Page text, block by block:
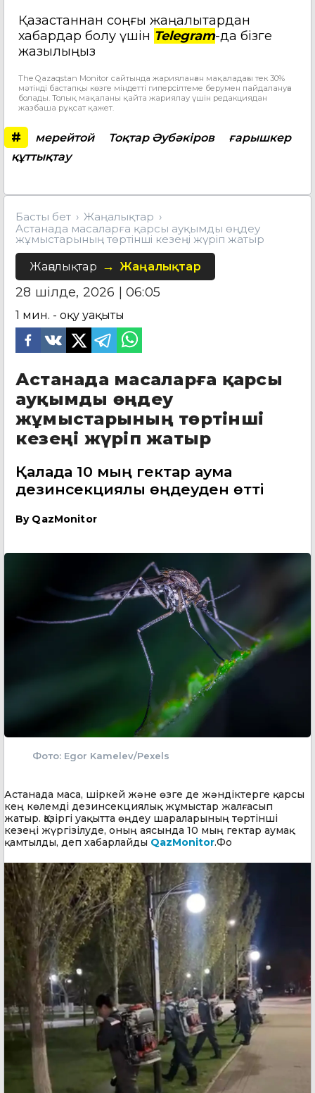
Қазақстаннан соңғы жаңалықтардан
хабардар болу үшін Telegram-да бізге
жазылыңыз
The Qazaqstan Monitor сайтында жарияланған мақаладағы тек 30%
мәтінді бастапқы көзге міндетті гиперсілтеме берумен пайдалануға
болады. Толық мақаланы қайта жариялау үшін редакциядан
жазбаша рұқсат қажет.
# мерейтой Тоқтар Әубәкіров
ғарышкер
құттықтау
Басты бет
Жаңалықтар
Астанада масаларға қарсы ауқымды өңдеу
жұмыстарының төртінші кезеңі жүріп жатыр
Жаңалықтар Жаңалықтар
28 шілде, 2026 | 06:05
1 мин. - оқу уақыты
Астанада масаларға қарсы
ауқымды өңдеу
жұмыстарының төртінші
кезеңі жүріп жатыр
Қалада 10 мың гектар аумақ
дезинсекциялық өңдеуден өтті
By QazMonitor
Фото: Egor Kamelev/Pexels
Астанада маса, шіркей және өзге де жәндіктерге қарсы
кең көлемді дезинсекциялық жұмыстар жалғасып
жатыр. Қазіргі уақытта өңдеу шараларының төртінші
кезеңі жүргізілуде, оның аясында 10 мың гектар аумақ
қамтылды, деп хабарлайды QazMonitor.Фо